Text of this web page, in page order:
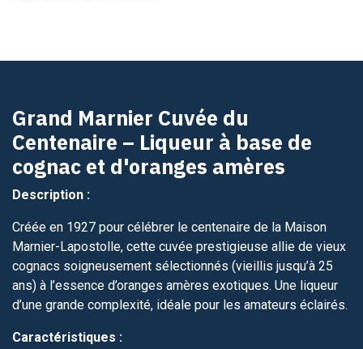
Grand Marnier Cuvée du
Centenaire – Liqueur à base de
cognac et d'oranges amères
Description :
Créée en 1927 pour célébrer le centenaire de la Maison
Marnier-Lapostolle, cette cuvée prestigieuse allie de vieux
cognacs soigneusement sélectionnés (vieillis jusqu’à 25
ans) à l’essence d’oranges amères exotiques. Une liqueur
d’une grande complexité, idéale pour les amateurs éclairés.
Caractéristiques :